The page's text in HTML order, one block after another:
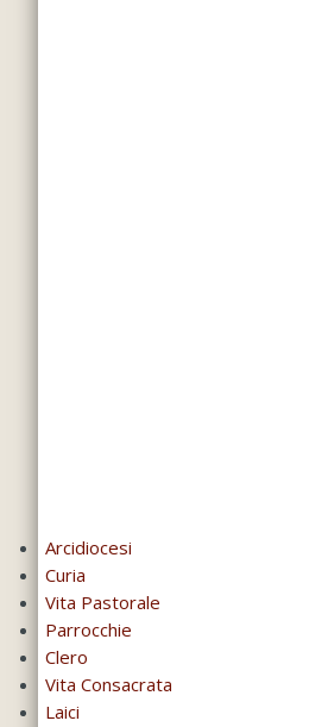
Arcidiocesi
Curia
Vita Pastorale
Parrocchie
Clero
Vita Consacrata
Laici